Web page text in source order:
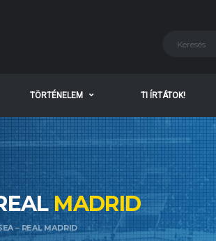
TÖRTÉNELEM TI ÍRTÁTOK!
MADRID
– REAL MADRID